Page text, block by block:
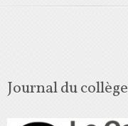
Journal du collège